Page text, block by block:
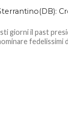
giorni il past
fedelissimi